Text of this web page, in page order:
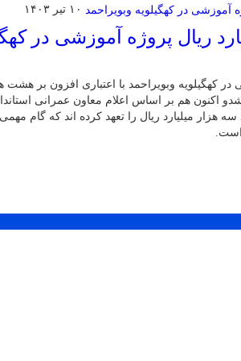
۱۰ تیر ۱۴۰۳
ریال پروژه آموزشی در
کهگیلویه وبویراحمد با اعتباری افزون بر هشت
اکنون هم بر اساس اعلام معاون عمرانی
حدود سه هزار میلیارد ریال را تعهد کرده اند که گام